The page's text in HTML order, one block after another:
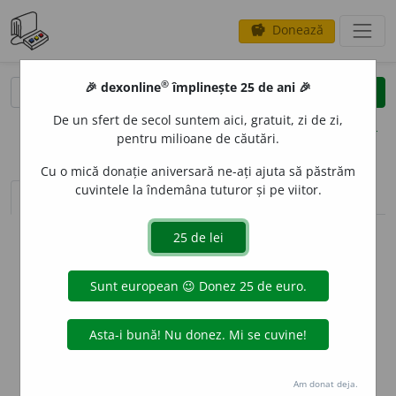
savings Donează
clear
opțiuni
sinteza definițiilor (1) definiții (10) declinări
info
Aceste definiții sunt compilate de
echipa dexonline. Definițiile
originale se află pe filadefiniții.
preferințe
🎉 dexonline® împlinește 25 de ani 🎉
De un sfert de secol suntem aici, gratuit, zi de zi,
pentru milioane de căutări.
Cu o mică donație aniversară ne-ați ajuta să păstrăm
cuvintele la îndemâna tuturor și pe viitor.
Am donat deja.